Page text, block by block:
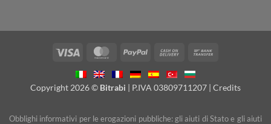
Visa MasterCardPayPal
Cash
Delivery
Copyright 2026 © Bitrabi | P.IVA 03809711207 | Credits
Obblighi informativi per le erogazioni pubbliche: gli aiuti di Stato e gli aiuti